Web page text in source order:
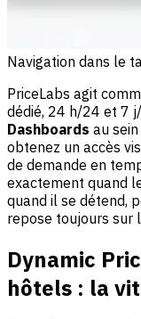
Navigation dans le
PriceLabs agit
dédié, 24 h/24 et 7
Dashboards au
obtenez un accès
de demande en
exactement quand
quand il se détend,
repose toujours sur
Dynamic
hôtels : la